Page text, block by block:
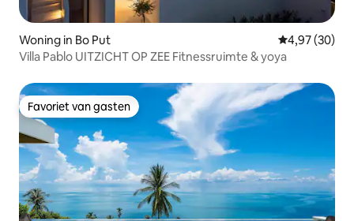
Woning in Bo Put Gemiddelde
4,97 (30)
Villa Pablo UITZICHT OP ZEE Fitnessruimte & yoya
Favoriet van gasten
Favoriet van gasten